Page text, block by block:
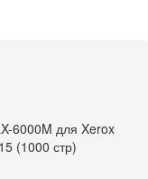
6000M для Xerox
(1000 стр)